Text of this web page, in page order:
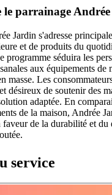
le parrainage
Jardin s'adresse
et de produits du
programme séduira les
aux équipements de
masse. Les
désireux de soutenir des
adaptée. En
de la maison, Andrée
faveur de la durabilité et
service